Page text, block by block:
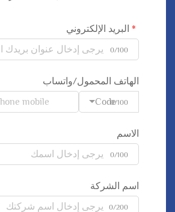
البريد الإلكتروني
0/100
الهاتف المحمول/واتساب
Code0/100
الاسم
0/100
اسم الشركة
0/200